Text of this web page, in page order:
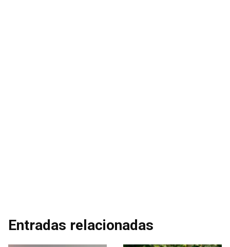
Entradas relacionadas